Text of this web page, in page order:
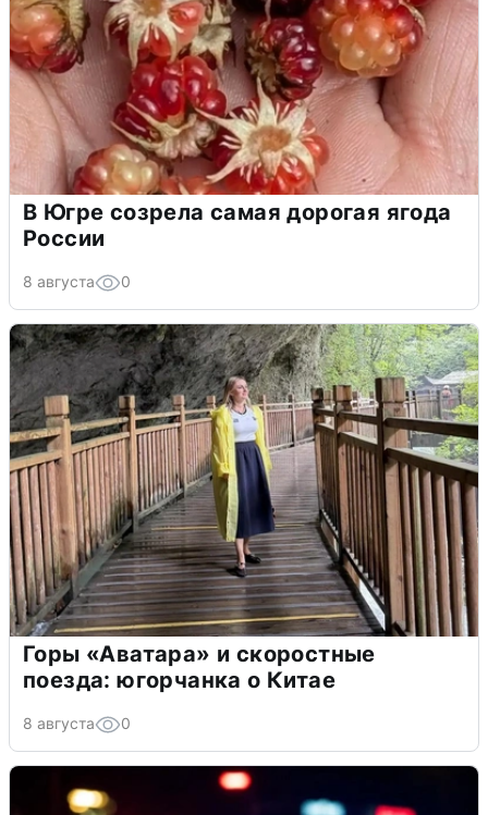
В Югре созрела самая дорогая ягода
России
8 августа 0
Горы «Аватара» и скоростные
поезда: югорчанка о Китае
8 августа 0